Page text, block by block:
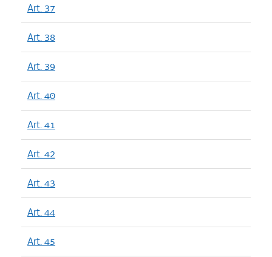
Art. 37
Art. 38
Art. 39
Art. 40
Art. 41
Art. 42
Art. 43
Art. 44
Art. 45